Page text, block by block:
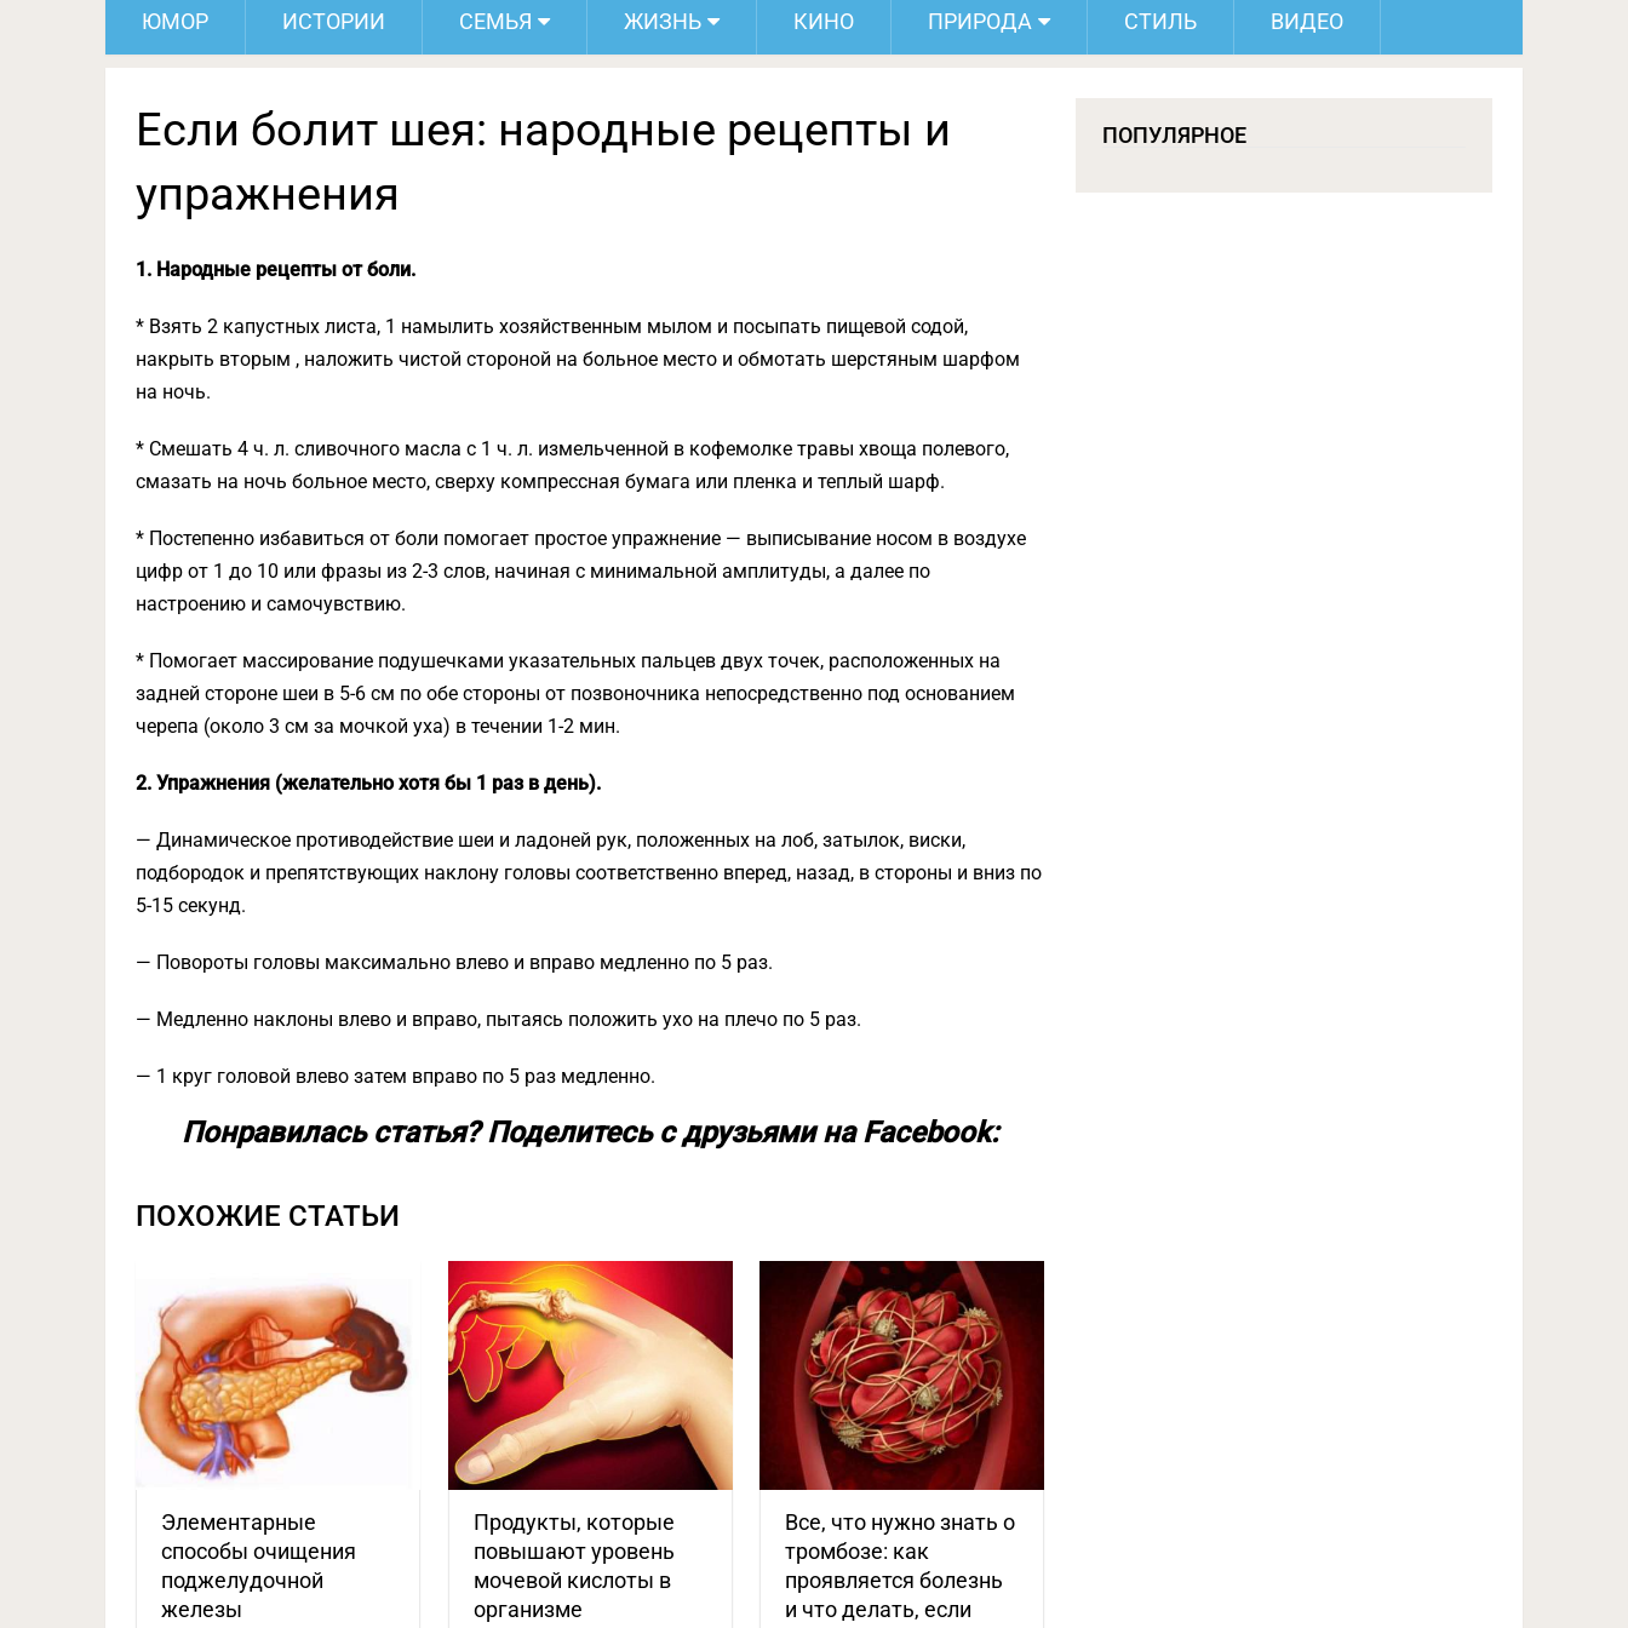
ЮМОР ИСТОРИИ СЕМЬЯ ЖИЗНЬ КИНО ПРИРОДА СТИЛЬ ВИДЕО
Если болит шея: народные рецепты и
упражнения
1. Народные рецепты от боли.
* Взять 2 капустных листа, 1 намылить хозяйственным мылом и посыпать пищевой содой,
накрыть вторым , наложить чистой стороной на больное место и обмотать шерстяным шарфом
на ночь.
* Смешать 4 ч. л. сливочного масла с 1 ч. л. измельченной в кофемолке травы хвоща полевого,
смазать на ночь больное место, сверху компрессная бумага или пленка и теплый шарф.
* Постепенно избавиться от боли помогает простое упражнение — выписывание носом в воздухе
цифр от 1 до 10 или фразы из 2-3 слов, начиная с минимальной амплитуды, а далее по
настроению и самочувствию.
* Помогает массирование подушечками указательных пальцев двух точек, расположенных на
задней стороне шеи в 5-6 см по обе стороны от позвоночника непосредственно под основанием
черепа (около 3 см за мочкой уха) в течении 1-2 мин.
2. Упражнения (желательно хотя бы 1 раз в день).
— Динамическое противодействие шеи и ладоней рук, положенных на лоб, затылок, виски,
подбородок и препятствующих наклону головы соответственно вперед, назад, в стороны и вниз по
5-15 секунд.
— Повороты головы максимально влево и вправо медленно по 5 раз.
— Медленно наклоны влево и вправо, пытаясь положить ухо на плечо по 5 раз.
— 1 круг головой влево затем вправо по 5 раз медленно.
Понравилась статья? Поделитесь с друзьями на Facebook:
ПОХОЖИЕ СТАТЬИ
Элементарные
способы очищения
поджелудочной
железы
Продукты, которые
повышают уровень
мочевой кислоты в
организме
Все, что нужно знать о
тромбозе: как
проявляется болезнь
и что делать, если
ПОПУЛЯРНОЕ